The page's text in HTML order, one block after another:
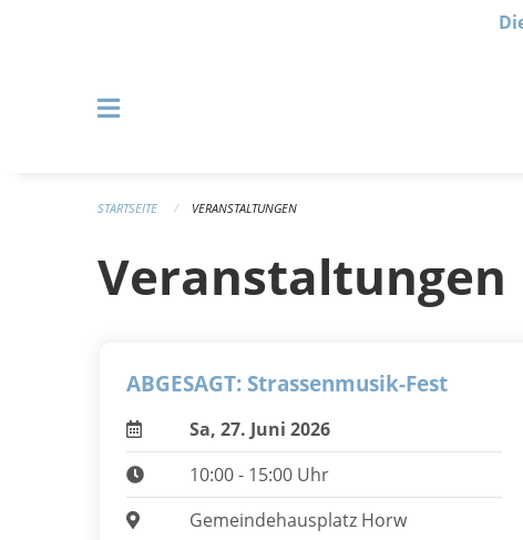
STARTSEITE VERANSTALTUNGEN
Veranstaltungen
ABGESAGT: Strassenmusik-Fest
Sa, 27. Juni 2026
10:00 - 15:00 Uhr
Gemeindehausplatz Horw